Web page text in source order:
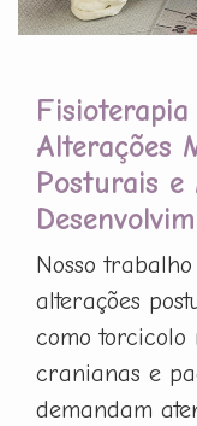
Alterações
Posturais
Nosso
alterações
como torcicolo
cranianas e
demandam